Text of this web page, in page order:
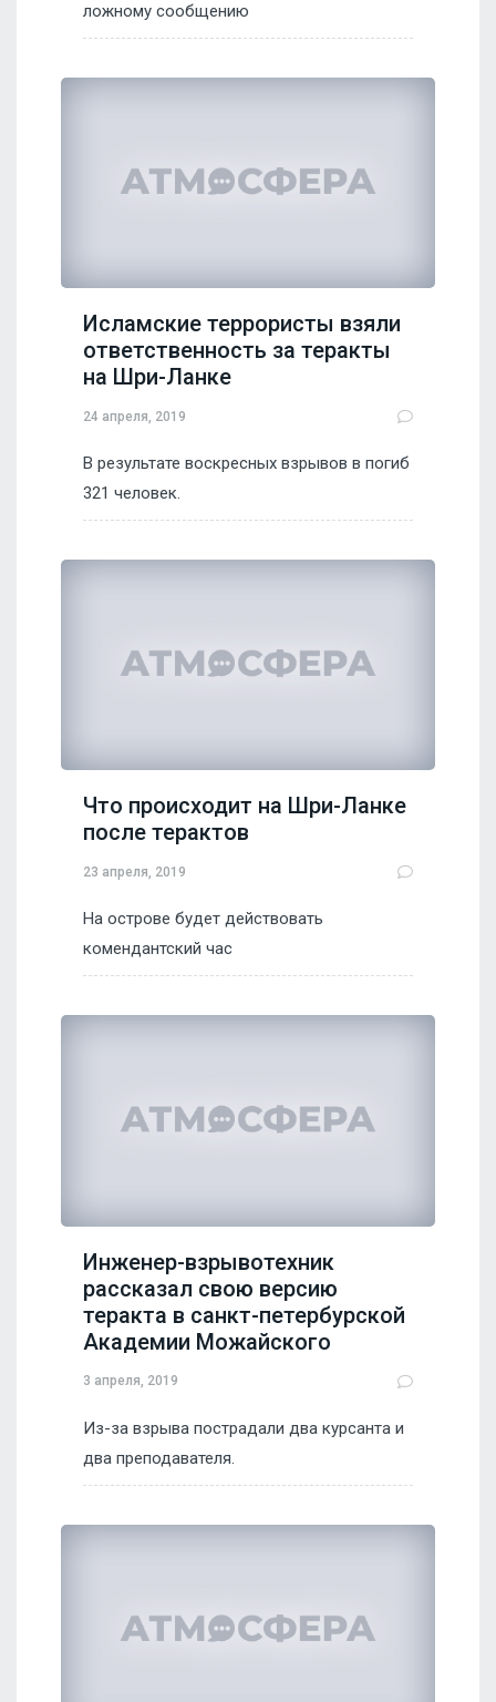
ложному сообщению
Исламские террористы взяли
ответственность за теракты
на Шри-Ланке
24 апреля, 2019
В результате воскресных взрывов в погиб
321 человек.
Что происходит на Шри-Ланке
после терактов
23 апреля, 2019
На острове будет действовать
комендантский час
Инженер-взрывотехник
рассказал свою версию
теракта в санкт-петербурской
Академии Можайского
3 апреля, 2019
Из-за взрыва пострадали два курсанта и
два преподавателя.